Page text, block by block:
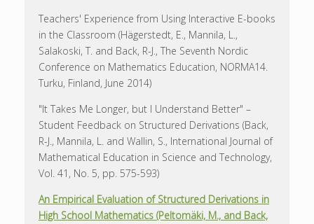
Teachers' Experience from Using Interactive E-books
in the Classroom (Hägerstedt, E., Mannila, L.,
Salakoski, T. and Back, R-J., The Seventh Nordic
Conference on Mathematics Education, NORMA14.
Turku, Finland, June 2014)
"It Takes Me Longer, but I Understand Better" –
Student Feedback on Structured Derivations (Back,
R-J., Mannila, L. and Wallin, S., International Journal of
Mathematical Education in Science and Technology,
Vol. 41, No. 5, pp. 575-593)
An Empirical Evaluation of Structured Derivations in
High School Mathematics (Peltomäki, M., and Back,